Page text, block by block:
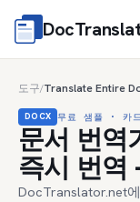
도구/Translate Entire
DOCX 무료 샘플 · 카
문서 번역
즉시 번역
DocTranslator.net